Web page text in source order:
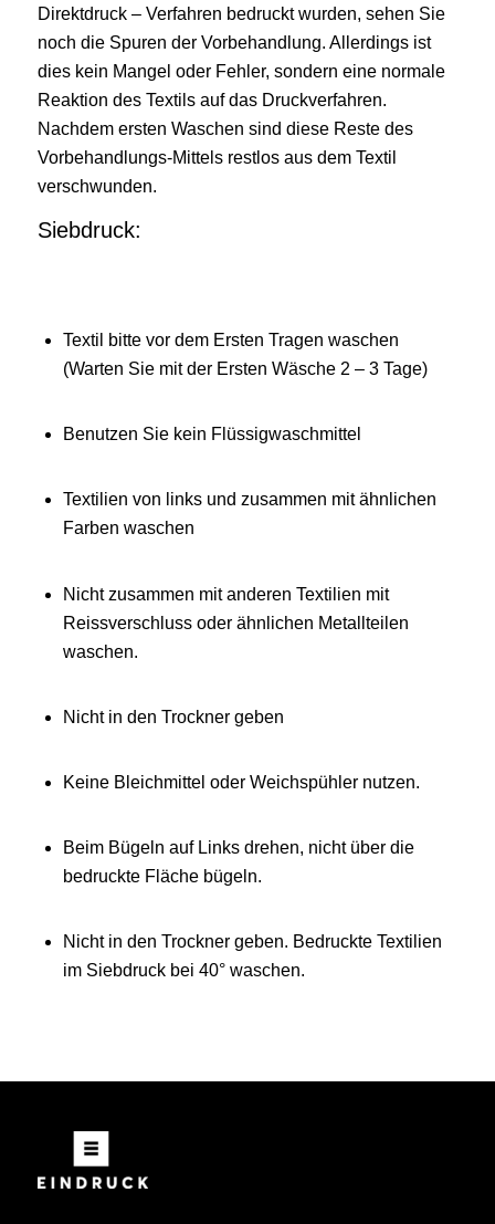
Direktdruck – Verfahren bedruckt wurden, sehen Sie
noch die Spuren der Vorbehandlung. Allerdings ist
dies kein Mangel oder Fehler, sondern eine normale
Reaktion des Textils auf das Druckverfahren.
Nachdem ersten Waschen sind diese Reste des
Vorbehandlungs-Mittels restlos aus dem Textil
verschwunden.
Siebdruck:
Textil bitte vor dem Ersten Tragen waschen
(Warten Sie mit der Ersten Wäsche 2 – 3 Tage)
Benutzen Sie kein Flüssigwaschmittel
Textilien von links und zusammen mit ähnlichen
Farben waschen
Nicht zusammen mit anderen Textilien mit
Reissverschluss oder ähnlichen Metallteilen
waschen.
Nicht in den Trockner geben
Keine Bleichmittel oder Weichspühler nutzen.
Beim Bügeln auf Links drehen, nicht über die
bedruckte Fläche bügeln.
Nicht in den Trockner geben. Bedruckte Textilien
im Siebdruck bei 40° waschen.